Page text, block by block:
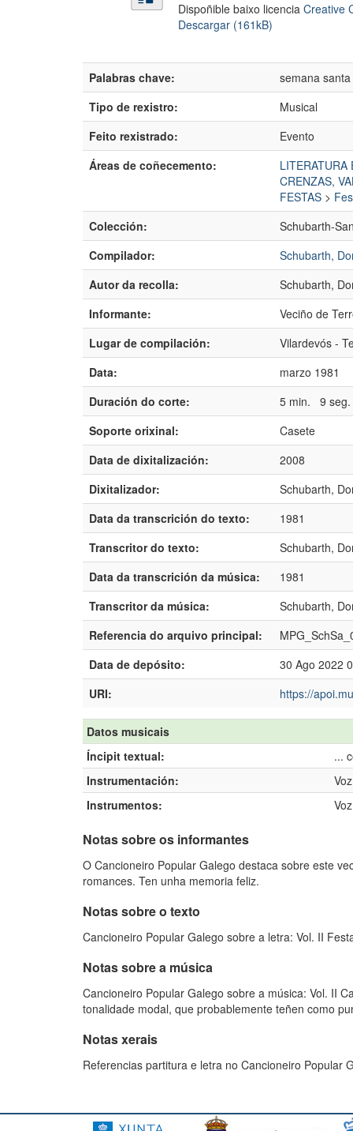
Dispoñible baixo licencia Creative
Descargar (161kB)
Palabras chave:
semana
Tipo de rexistro:
Musical
Feito rexistrado:
Evento
Áreas de coñecemento:
LITERATURA
CRENZAS,
FESTAS >
Colección:
Schubarth-
Compilador:
Schubarth,
Autor da recolla:
Schubarth,
Informante:
Veciño de
Lugar de compilación:
Vilardevós -
Data:
marzo 1981
Duración do corte:
5 min. 9 seg.
Soporte orixinal:
Casete
Data de dixitalización:
2008
Dixitalizador:
Schubarth,
Data da transcrición do texto:
1981
Transcritor do texto:
Schubarth,
Data da transcrición da música:
1981
Transcritor da música:
Schubarth,
Referencia do arquivo principal:
Data de depósito:
30 Ago 2022
URI:
https://
Datos musicais
Íncipit textual:
...
Instrumentación:
Voz
Instrumentos:
Notas sobre os informantes
O Cancioneiro Popular Galego destaca sobre este
romances. Ten unha memoria feliz.
Notas sobre o texto
Cancioneiro Popular Galego sobre a letra: Vol. II
Notas sobre a música
Cancioneiro Popular Galego sobre a música: Vol. II
tonalidade modal, que probablemente teñen como
Notas xerais
Referencias partitura e letra no Cancioneiro Popular